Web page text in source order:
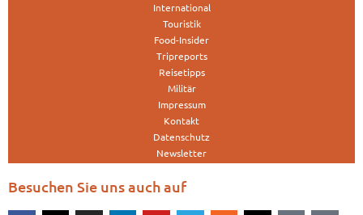
International
Touristik
Food-Insider
Tripreports
Reisetipps
Militär
Impressum
Kontakt
Datenschutz
Newsletter
Besuchen Sie uns auch auf